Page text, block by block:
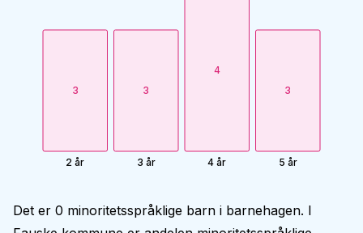
3
2 år
3
3 år
4
4 år
3
5 år
Det er 0 minoritetsspråklige barn i barnehagen. I